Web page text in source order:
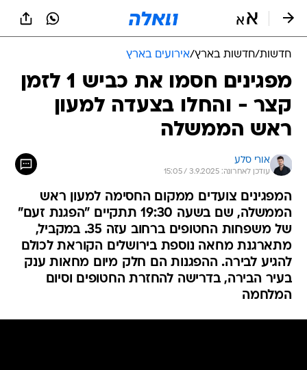
חדשות/חדשות בארץ/אירועים בארץ
מפגינים חסמו את כביש 1 לזמן
קצר - והחלו בצעדה למעון
ראש הממשלה
אורי סלע
עודכן לאחרונה: 3.9.2025 / 15:05
המפגינים צועדים ממקום החסימה למעון ראש
הממשלה, שם בשעה 19:30 תתקיים "הפגנת זעם"
של משפחות החטופים ברחוב עזה 35. במקביל,
מתארגנת מחאה נוספת בירושלים הקוראת לכולם
להגיע לבירה. ההפגנות הם חלק מיום מחאות ענק
בעיר הבירה, בדרישה להחזרת החטופים וסיום
המלחמה